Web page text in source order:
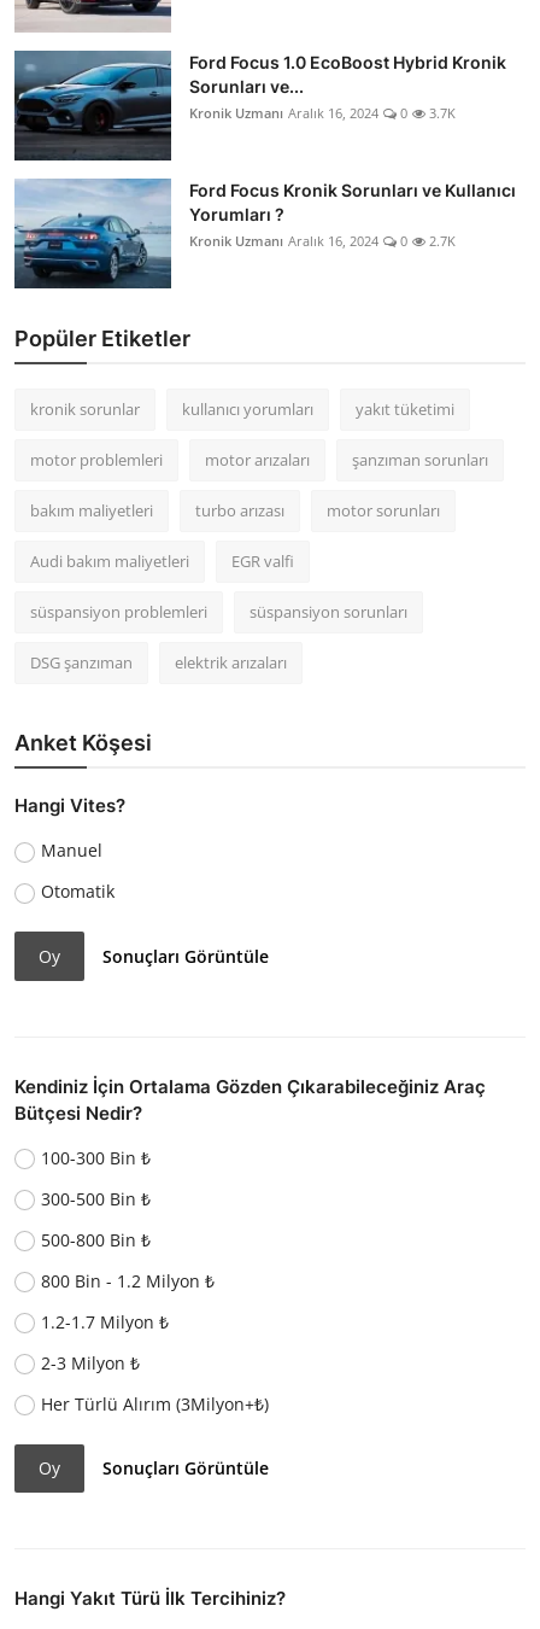
Ford Focus 1.0 EcoBoost Hybrid Kronik
Sorunları ve...
Kronik Uzmanı Aralık 16, 2024 0 3.7K
Ford Focus Kronik Sorunları ve Kullanıcı
Yorumları ?
Kronik Uzmanı Aralık 16, 2024 0 2.7K
Popüler Etiketler
kronik sorunlar kullanıcı yorumları yakıt tüketimi
motor problemleri motor arızaları şanzıman sorunları
bakım maliyetleri turbo arızası motor sorunları
Audi bakım maliyetleri EGR valfi
süspansiyon problemleri süspansiyon sorunları
DSG şanzıman elektrik arızaları
Anket Köşesi
Hangi Vites?
Manuel
Otomatik
Oy Sonuçları Görüntüle
Kendiniz İçin Ortalama Gözden Çıkarabileceğiniz Araç
Bütçesi Nedir?
100-300 Bin ₺
300-500 Bin ₺
500-800 Bin ₺
800 Bin - 1.2 Milyon ₺
1.2-1.7 Milyon ₺
2-3 Milyon ₺
Her Türlü Alırım (3Milyon+₺)
Oy Sonuçları Görüntüle
Hangi Yakıt Türü İlk Tercihiniz?